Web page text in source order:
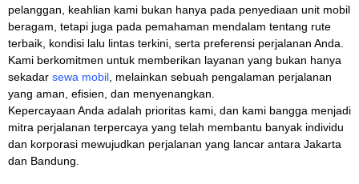
pelanggan, keahlian kami bukan hanya pada penyediaan unit mobil
beragam, tetapi juga pada pemahaman mendalam tentang rute
terbaik, kondisi lalu lintas terkini, serta preferensi perjalanan Anda.
Kami berkomitmen untuk memberikan layanan yang bukan hanya
sekadar sewa mobil , melainkan sebuah pengalaman perjalanan
yang aman, efisien, dan menyenangkan.
Kepercayaan Anda adalah prioritas kami, dan kami bangga menjadi
mitra perjalanan terpercaya yang telah membantu banyak individu
dan korporasi mewujudkan perjalanan yang lancar antara Jakarta
dan Bandung.